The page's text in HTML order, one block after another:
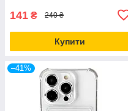
141 ₴ 240 ₴
Купити
–41%